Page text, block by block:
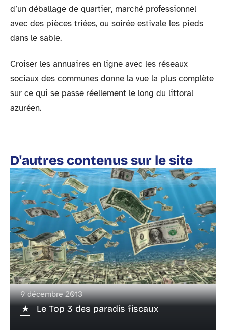
d’un déballage de quartier, marché professionnel
avec des pièces triées, ou soirée estivale les pieds
dans le sable.
Croiser les annuaires en ligne avec les réseaux
sociaux des communes donne la vue la plus complète
sur ce qui se passe réellement le long du littoral
azuréen.
D'autres contenus sur le site
9 décembre 2013
Le Top 3 des paradis fiscaux